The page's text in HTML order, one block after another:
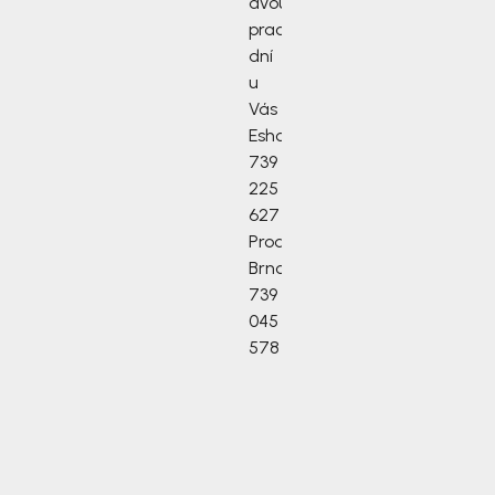
pracovních
dní
u
Vás
Eshop
739
225
627
Prodejna
Brno
739
045
578